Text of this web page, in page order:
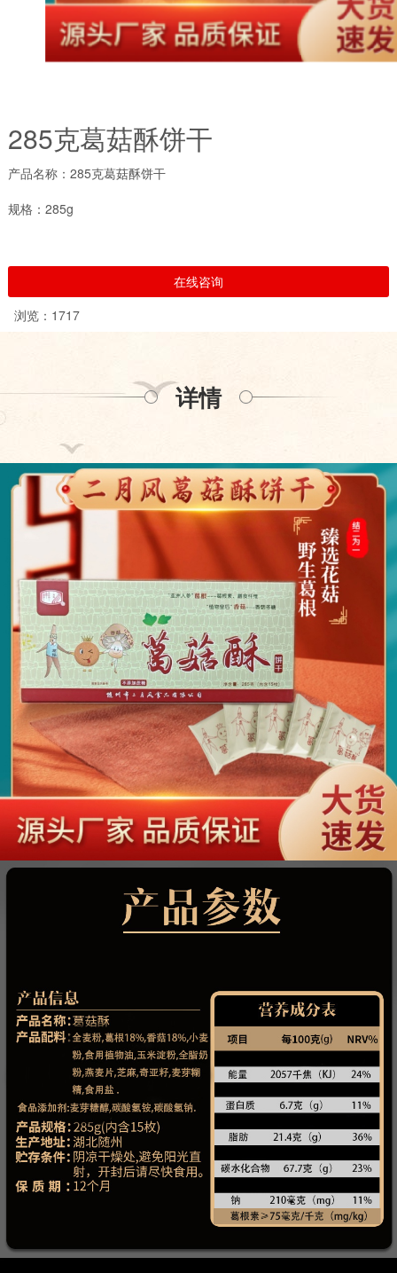
285克葛菇酥饼干
产品名称：285克葛菇酥饼干
规格：285g
在线咨询
浏览：1717
详情